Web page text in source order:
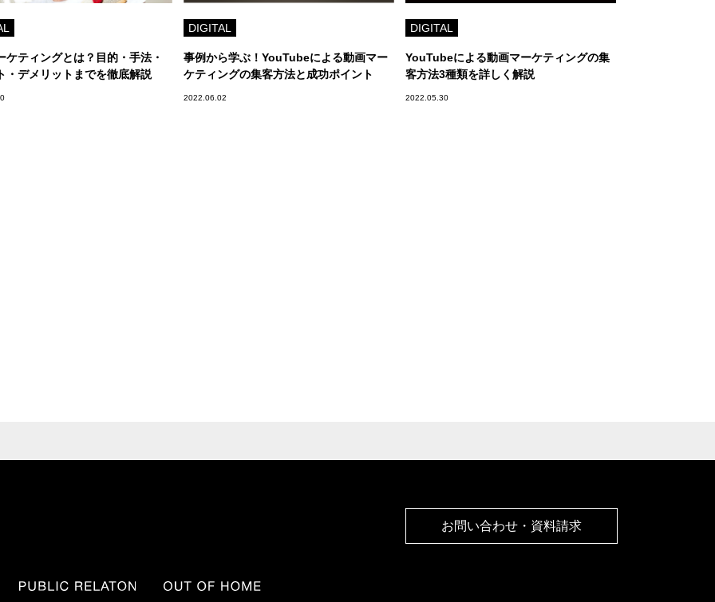
ケティングとは？目的・手法・
・デメリットまでを徹底解説
DIGITAL
事例から学ぶ！YouTubeによる動画マー
ケティングの集客方法と成功ポイント
2022.06.02
DIGITAL
YouTubeによる動画マーケティングの集
客方法3種類を詳しく解説
2022.05.30
お問い合わせ・資料請求
お問い合わせ・資料請求